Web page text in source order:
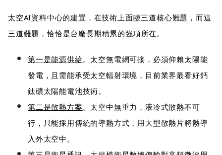
太空AI資料中心的建置，在技術上面臨三道核心難題，而這
三道難題，恰恰是台廠長期積累的強項所在。
第一是能源供給。太空無電網可接，必須仰賴太陽能
發電，且需能承受太空輻射環境，目前業界最看好鈣
鈦礦太陽能電池技術。
第二是散熱方案。太空中無重力，液冷式散熱不可
行，只能採用傳統的導熱方式，用大型散熱片將熱導
入外太空中。